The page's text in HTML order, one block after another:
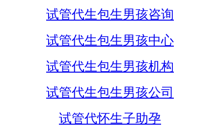
试管代生包生男孩咨询
试管代生包生男孩中心
试管代生包生男孩机构
试管代生包生男孩公司
试管代怀生子助孕